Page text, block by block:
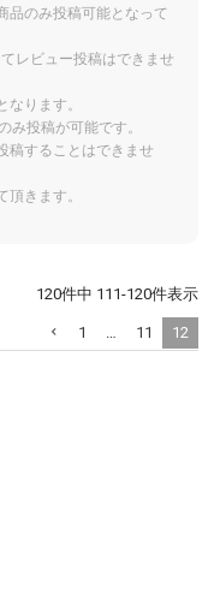
品のみ投稿可能となって
レビュー投稿はできませ
なります。
み投稿が可能です。
稿することはできませ
頂きます。
120件中 111-120件表示
1 … 11 12